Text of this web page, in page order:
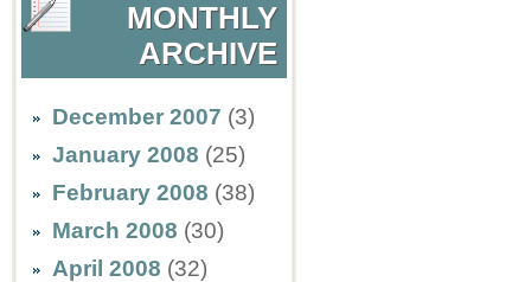
MONTHLY
ARCHIVE
December 2007 (3)
January 2008 (25)
February 2008 (38)
March 2008 (30)
April 2008 (32)